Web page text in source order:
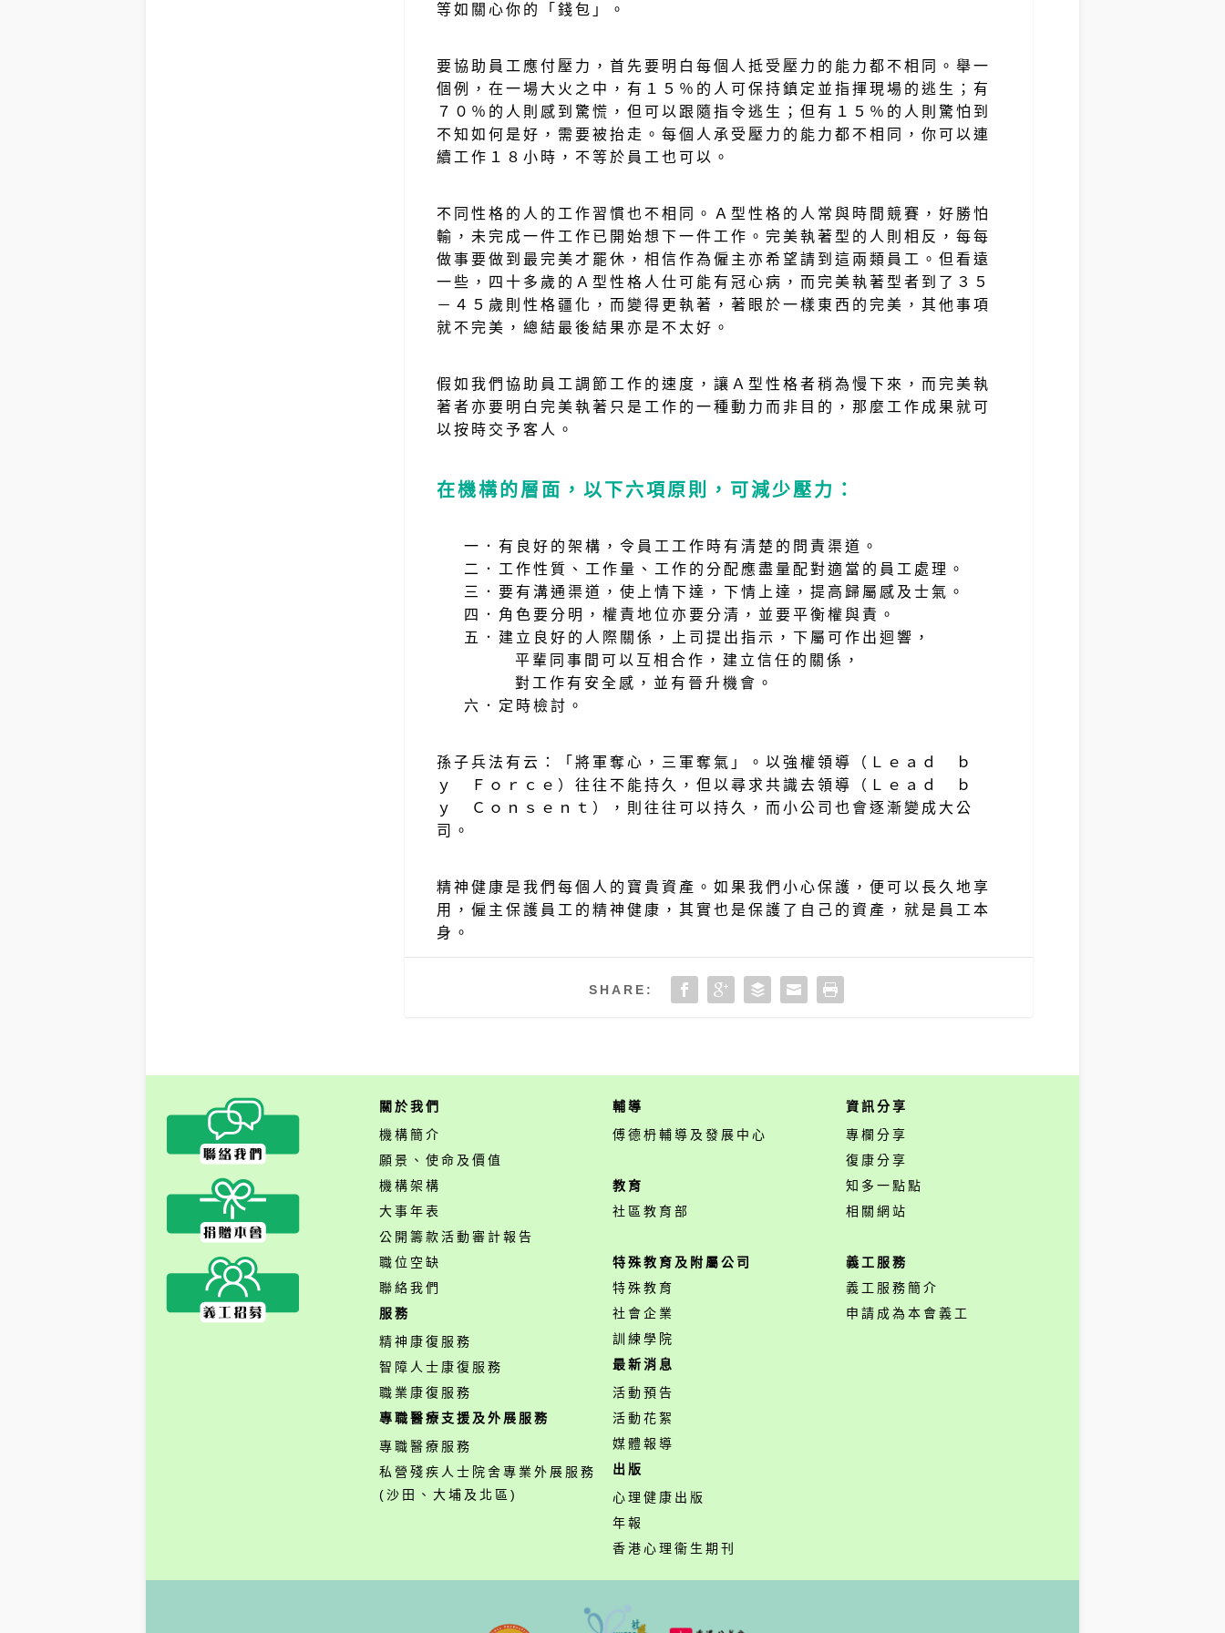
等如關心你的「錢包」。
要協助員工應付壓力，首先要明白每個人抵受壓力的能力都不相同。舉一
個例，在一場大火之中，有１５％的人可保持鎮定並指揮現場的逃生；有
７０％的人則感到驚慌，但可以跟隨指令逃生；但有１５％的人則驚怕到
不知如何是好，需要被抬走。每個人承受壓力的能力都不相同，你可以連
續工作１８小時，不等於員工也可以。
不同性格的人的工作習慣也不相同。Ａ型性格的人常與時間競賽，好勝怕
輸，未完成一件工作已開始想下一件工作。完美執著型的人則相反，每每
做事要做到最完美才罷休，相信作為僱主亦希望請到這兩類員工。但看遠
一些，四十多歲的Ａ型性格人仕可能有冠心病，而完美執著型者到了３５
－４５歲則性格疆化，而變得更執著，著眼於一樣東西的完美，其他事項
就不完美，總結最後結果亦是不太好。
假如我們協助員工調節工作的速度，讓Ａ型性格者稍為慢下來，而完美執
著者亦要明白完美執著只是工作的一種動力而非目的，那麼工作成果就可
以按時交予客人。
在機構的層面，以下六項原則，可減少壓力 ：
一．有良好的架構，令員工工作時有清楚的問責渠道。
二．工作性質、工作量、工作的分配應盡量配對適當的員工處理。
三．要有溝通渠道，使上情下達，下情上達，提高歸屬感及士氣。
四．角色要分明，權責地位亦要分清，並要平衡權與責。
五．建立良好的人際關係，上司提出指示，下屬可作出迴響，
平輩同事間可以互相合作，建立信任的關係，
對工作有安全感，並有晉升機會。
六．定時檢討。
孫子兵法有云：「將軍奪心，三軍奪氣」。以強權領導（Ｌｅａｄ ｂ
ｙ Ｆｏｒｃｅ）往往不能持久，但以尋求共識去領導（Ｌｅａｄ ｂ
ｙ Ｃｏｎｓｅｎｔ），則往往可以持久，而小公司也會逐漸變成大公
司。
精神健康是我們每個人的寶貴資產。如果我們小心保護，便可以長久地享
用，僱主保護員工的精神健康，其實也是保護了自己的資產，就是員工本
身。
SHARE:
關於我們
機構簡介
願景、使命及價值
機構架構
大事年表
公開籌款活動審計報告
職位空缺
聯絡我們
服務
精神康復服務
智障人士康復服務
職業康復服務
專職醫療支援及外展服務
專職醫療服務
私營殘疾人士院舍專業外展服務
(沙田、大埔及北區)
輔導
傅德枬輔導及發展中心
教育
社區教育部
特殊教育及附屬公司
特殊教育
社會企業
訓練學院
最新消息
活動預告
活動花絮
媒體報導
出版
心理健康出版
年報
香港心理衞生期刊
資訊分享
專欄分享
復康分享
知多一點點
相關網站
義工服務
義工服務簡介
申請成為本會義工